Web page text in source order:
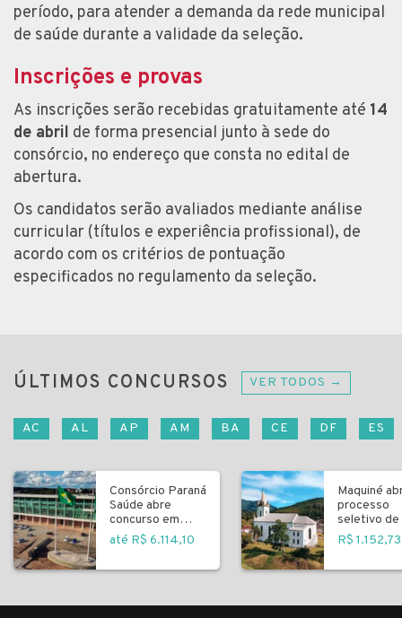
período, para atender a demanda da rede municipal
de saúde durante a validade da seleção.
Inscrições e provas
As inscrições serão recebidas gratuitamente até 14
de abril de forma presencial junto à sede do
consórcio, no endereço que consta no edital de
abertura.
Os candidatos serão avaliados mediante análise
curricular (títulos e experiência profissional), de
acordo com os critérios de pontuação
especificados no regulamento da seleção.
ÚLTIMOS CONCURSOS VER TODOS →
AC AL AP AM BA CE DF ES
Consórcio Paraná
Saúde abre
concurso em
Curitiba
até R$ 6.114,10
Maquiné
processo
seletivo de
R$ 1.152,73